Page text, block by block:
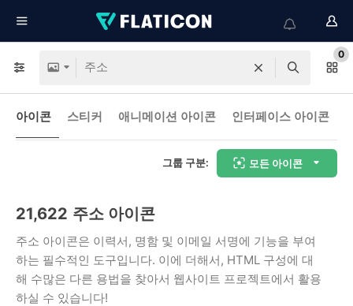
0
아이콘 스티커 애니메이션 아이콘 인터페이스 아이콘
그룹 구분: 모든 아이콘
21,622 주소 아이콘
주소 아이콘은 이력서, 명함 및 이메일 서명에 기능을 부여
하는 필수적인 도구입니다. 이에 더해서, HTML 구성에 대
해 수많은 다른 용법을 찾아서 웹사이트 프로젝트에서 활용
하실 수 있습니다!